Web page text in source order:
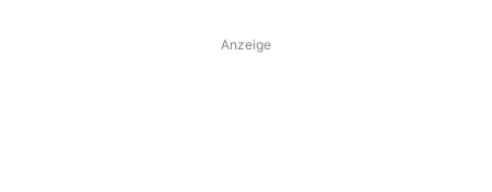
Anzeige